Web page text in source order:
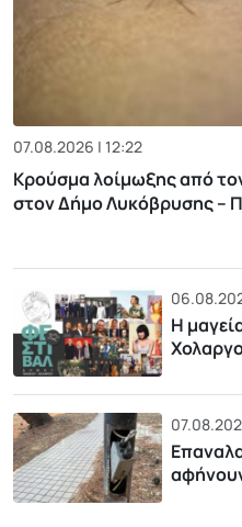
07.08.2026 | 12:22
Κρούσμα λοίμωξης από
στον Δήμο Λυκόβρυσης –
Η